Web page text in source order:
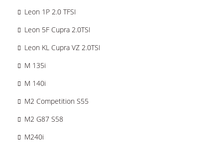
Leon 1P 2.0 TFSI
Leon 5F Cupra 2.0TSI
Leon KL Cupra VZ 2.0TSI
M 135i
M 140i
M2 Competition S55
M2 G87 S58
M240i